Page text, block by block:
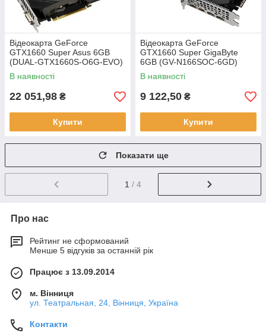
Відеокарта GeForce
GTX1660 Super Asus 6GB
(DUAL-GTX1660S-O6G-EVO)
В наявності
22 051,98 ₴
Купити
Відеокарта GeForce
GTX1660 Super GigaByte
6GB (GV-N166SOC-6GD)
В наявності
9 122,50 ₴
Купити
Показати ще
1 / 4
Про нас
Рейтинг не сформований
Менше 5 відгуків за останній рік
Працює з 13.09.2014
м. Вінниця
ул. Театральная, 24, Вінниця, Україна
Контакти